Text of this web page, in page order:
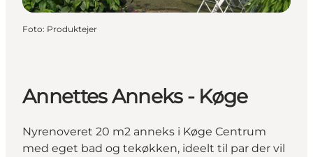
Foto: Produktejer
Annettes Anneks - Køge
Nyrenoveret 20 m2 anneks i Køge Centrum
med eget bad og tekøkken, ideelt til par der vil